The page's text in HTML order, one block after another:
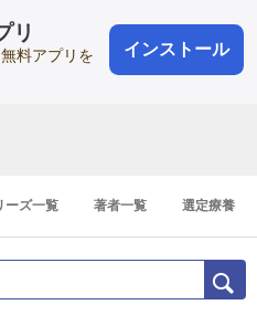
リ
料アプリを
インストール
会員登録
登録1分
ーズ一覧 著者一覧 選定療養